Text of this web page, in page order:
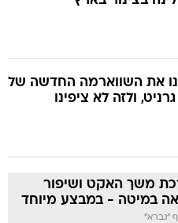
את השווארמה החדשה של
ולזה לא ציפינו
משך האקט ושיפור
במיטה - במבצע מיוחד
"גברא"